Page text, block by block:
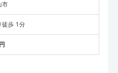
市
徒歩 1分